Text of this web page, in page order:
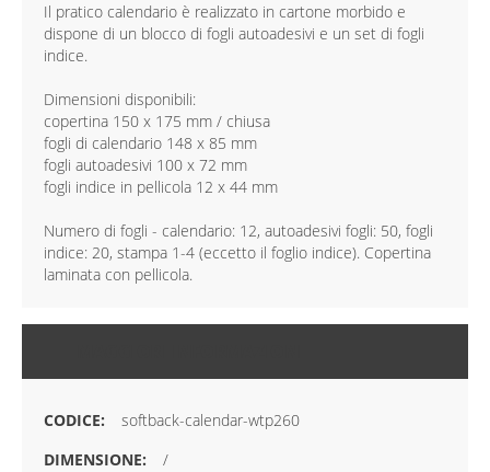
Il pratico calendario è realizzato in cartone morbido e
dispone di un blocco di fogli autoadesivi e un set di fogli
indice.
Dimensioni disponibili:
copertina 150 x 175 mm / chiusa
fogli di calendario 148 x 85 mm
fogli autoadesivi 100 x 72 mm
fogli indice in pellicola 12 x 44 mm
Numero di fogli - calendario: 12, autoadesivi fogli: 50, fogli
indice: 20, stampa 1-4 (eccetto il foglio indice). Copertina
laminata con pellicola.
softback-calendar-wtp260
/